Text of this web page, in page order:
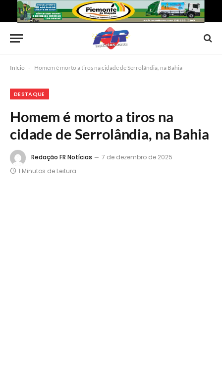
Início - Homem é morto a tiros na cidade de Serrolândia, na Bahia
DESTAQUE
Homem é morto a tiros na
cidade de Serrolândia, na Bahia
Redação FR Notícias
7 de dezembro de 2025
1 Minutos de Leitura